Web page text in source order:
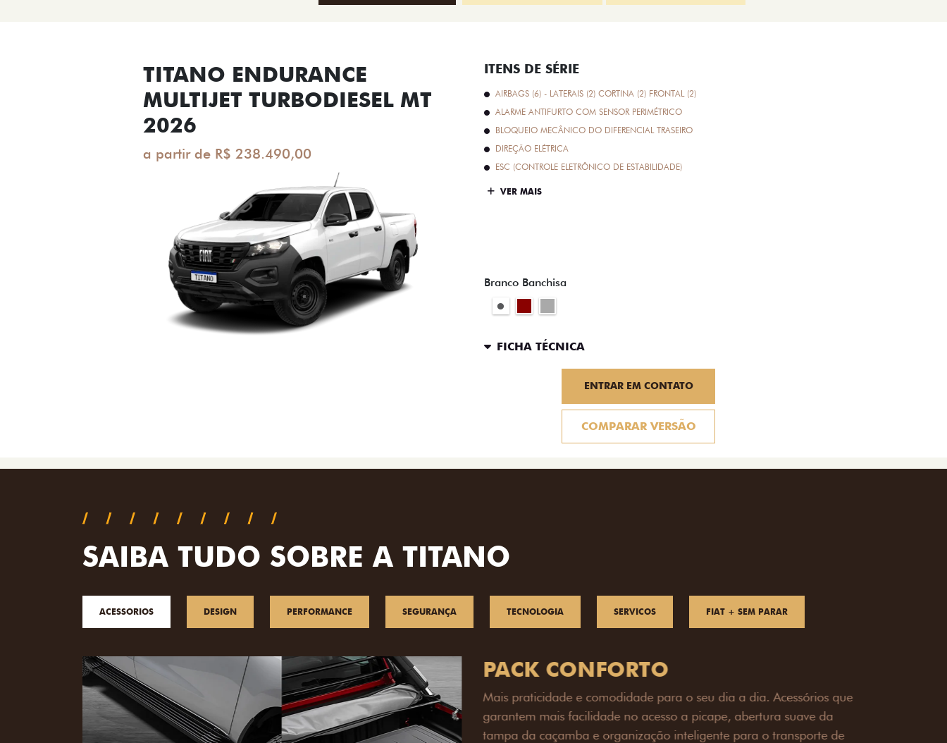
TITANO ENDURANCE
MULTIJET TURBODIESEL MT
2026
a partir de R$ 238.490,00
ITENS DE SÉRIE
AIRBAGS (6) - LATERAIS (2) CORTINA (2) FRONTAL (2)
ALARME ANTIFURTO COM SENSOR PERIMÉTRICO
BLOQUEIO MECÂNICO DO DIFERENCIAL TRASEIRO
DIREÇÃO ELÉTRICA
ESC (CONTROLE ELETRÔNICO DE ESTABILIDADE)
VER MAIS
Branco Banchisa
FICHA TÉCNICA
ENTRAR EM CONTATO
COMPARAR VERSÃO
SAIBA TUDO SOBRE A TITANO
ACESSORIOS DESIGN PERFORMANCE SEGURANÇA TECNOLOGIA SERVICOS FIAT + SEM PARAR
PACK OFF-ROAD
Prepare sua picape para qualquer desafio. O Pack off-road combina
engate de reboque para até 3,5 toneladas, alargadores de para-
lamas e overbumper, oferecendo mais capacidade de reboque,